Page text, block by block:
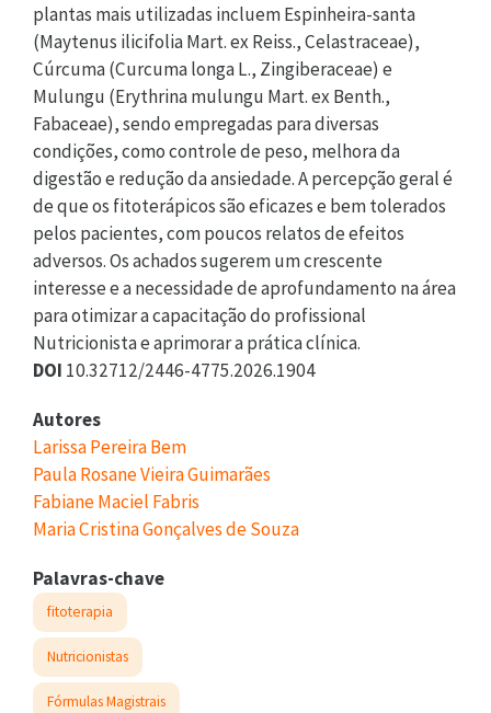
plantas mais utilizadas incluem Espinheira-santa
(Maytenus ilicifolia Mart. ex Reiss., Celastraceae),
Cúrcuma (Curcuma longa L., Zingiberaceae) e
Mulungu (Erythrina mulungu Mart. ex Benth.,
Fabaceae), sendo empregadas para diversas
condições, como controle de peso, melhora da
digestão e redução da ansiedade. A percepção geral é
de que os fitoterápicos são eficazes e bem tolerados
pelos pacientes, com poucos relatos de efeitos
adversos. Os achados sugerem um crescente
interesse e a necessidade de aprofundamento na área
para otimizar a capacitação do profissional
Nutricionista e aprimorar a prática clínica.
DOI 10.32712/2446-4775.2026.1904
Autores
Larissa Pereira Bem
Paula Rosane Vieira Guimarães
Fabiane Maciel Fabris
Maria Cristina Gonçalves de Souza
Palavras-chave
fitoterapia
Nutricionistas
Fórmulas Magistrais